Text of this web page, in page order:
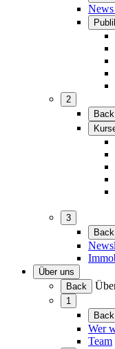
2
(Menü
erweitern)
Back
3
(Menü
erweitern)
Back
Über uns
(Menü
erweitern)
Back
1
(Menü
erweitern)
Back
Wer
Team